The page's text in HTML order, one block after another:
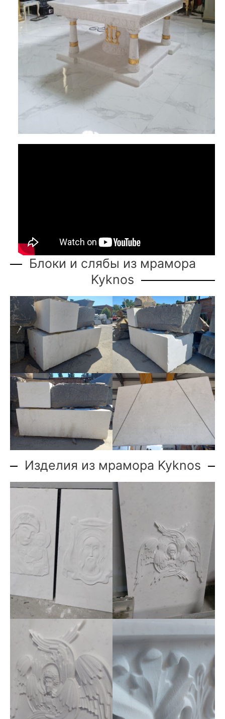
Блоки и слябы из мрамора
Kyknos
Изделия из мрамора Kyknos